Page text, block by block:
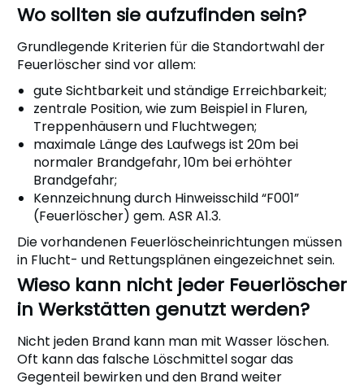
Wo sollten sie aufzufinden sein?
Grundlegende Kriterien für die Standortwahl der
Feuerlöscher sind vor allem:
gute Sichtbarkeit und ständige Erreichbarkeit;
zentrale Position, wie zum Beispiel in Fluren,
Treppenhäusern und Fluchtwegen;
maximale Länge des Laufwegs ist 20m bei
normaler Brandgefahr, 10m bei erhöhter
Brandgefahr;
Kennzeichnung durch Hinweisschild “F001”
(Feuerlöscher) gem. ASR A1.3.
Die vorhandenen Feuerlöscheinrichtungen müssen
in Flucht- und Rettungsplänen eingezeichnet sein.
Wieso kann nicht jeder Feuerlöscher
in Werkstätten genutzt werden?
Nicht jeden Brand kann man mit Wasser löschen.
Oft kann das falsche Löschmittel sogar das
Gegenteil bewirken und den Brand weiter